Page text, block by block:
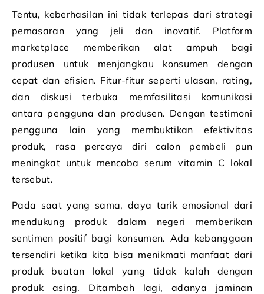
Tentu, keberhasilan ini tidak terlepas dari strategi
pemasaran yang jeli dan inovatif. Platform
marketplace memberikan alat ampuh bagi
produsen untuk menjangkau konsumen dengan
cepat dan efisien. Fitur-fitur seperti ulasan, rating,
dan diskusi terbuka memfasilitasi komunikasi
antara pengguna dan produsen. Dengan testimoni
pengguna lain yang membuktikan efektivitas
produk, rasa percaya diri calon pembeli pun
meningkat untuk mencoba serum vitamin C lokal
tersebut.
Pada saat yang sama, daya tarik emosional dari
mendukung produk dalam negeri memberikan
sentimen positif bagi konsumen. Ada kebanggaan
tersendiri ketika kita bisa menikmati manfaat dari
produk buatan lokal yang tidak kalah dengan
produk asing. Ditambah lagi, adanya jaminan